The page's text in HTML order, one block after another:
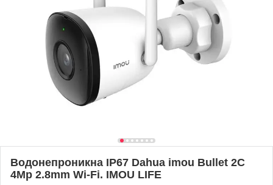
Водонепроникна IP67 Dahua imou Bullet 2C
4Mp 2.8mm Wi-Fi. IMOU LIFE